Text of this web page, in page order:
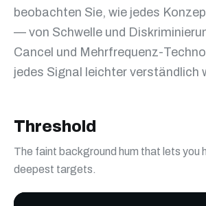
beobachten Sie, wie jedes
— von Schwelle und
Cancel und Mehrfrequenz-
jedes Signal leichter verständlich
Threshold
The faint background hum that lets you
deepest targets.